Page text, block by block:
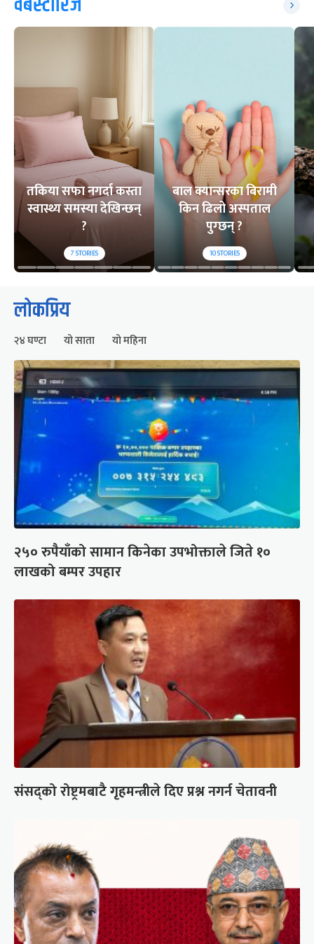
तकिया सफा नगर्दा कस्ता
स्वास्थ्य समस्या देखिन्छन्
?
7STORIES
बाल क्यान्सरका बिरामी
किन ढिलो अस्पताल
पुग्छन् ?
10STORIES
लोकप्रिय
२४ घण्टा यो साता यो महिना
२५० रुपैयाँको सामान किनेका उपभोक्ताले जिते १०
लाखको बम्पर उपहार
संसद्को रोष्ट्रमबाटै गृहमन्त्रीले दिए प्रश्न नगर्न चेतावनी